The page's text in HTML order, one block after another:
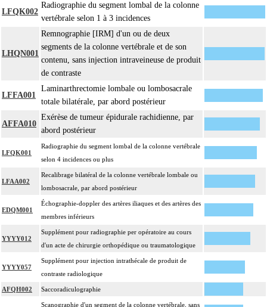
LFQK002
Radiographie du segment lombal de la colonne
vertébrale selon 1 à 3 incidences
LHQN001
Remnographie [IRM] d'un ou de deux
segments de la colonne vertébrale et de son
contenu, sans injection intraveineuse de produit
de contraste
LFFA001
Laminarthrectomie lombale ou lombosacrale
totale bilatérale, par abord postérieur
AFFA010
Exérèse de tumeur épidurale rachidienne, par
abord postérieur
LFQK001
Radiographie du segment lombal de la colonne vertébrale
selon 4 incidences ou plus
LFAA002
Recalibrage bilatéral de la colonne vertébrale lombale ou
lombosacrale, par abord postérieur
EDQM001
Échographie-doppler des artères iliaques et des artères des
membres inférieurs
YYYY012
Supplément pour radiographie per opératoire au cours
d'un acte de chirurgie orthopédique ou traumatologique
YYYY057
Supplément pour injection intrathécale de produit de
contraste radiologique
AFQH002 Saccoradiculographie
Scanographie d'un segment de la colonne vertébrale, sans